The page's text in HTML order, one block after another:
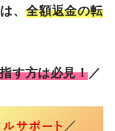
、 全額返金の転
す方は必見！／